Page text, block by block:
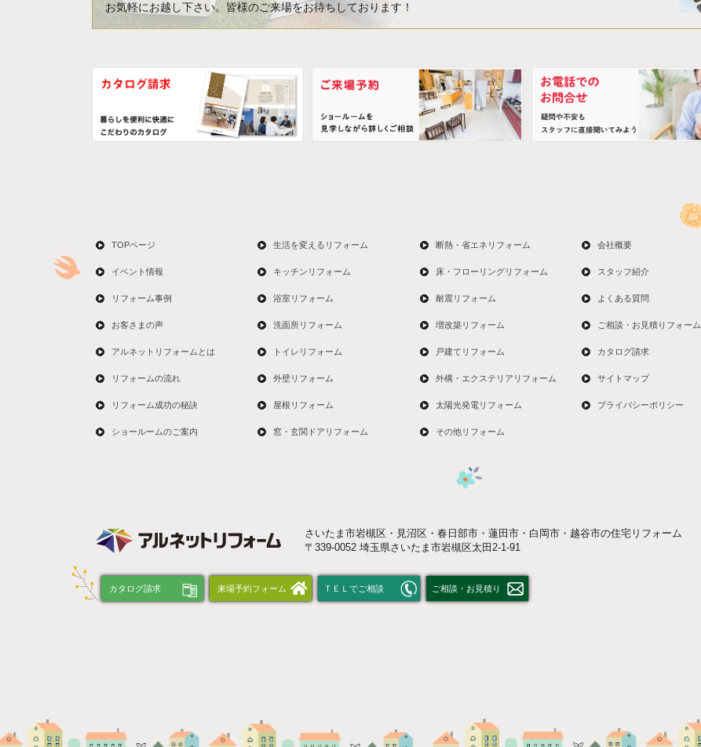
お気軽にお越し下さい。皆様のご来場をお待ちしております！
TOPページ
イベント情報
リフォーム事例
お客さまの声
アルネットリフォームとは
リフォームの流れ
リフォーム成功の秘訣
ショールームのご案内
生活を変えるリフォーム
キッチンリフォーム
浴室リフォーム
洗面所リフォーム
トイレリフォーム
外壁リフォーム
屋根リフォーム
窓・玄関ドアリフォーム
断熱・省エネリフォーム
床・フローリングリフォーム
耐震リフォーム
増改築リフォーム
戸建てリフォーム
外構・エクステリアリフォーム
太陽光発電リフォーム
その他リフォーム
会社概要
スタッフ紹介
よくある質問
ご相談・お見積りフォーム
カタログ請求
サイトマップ
プライバシーポリシー
さいたま市岩槻区・見沼区・春日部市・蓮田市・白岡市・越谷市の住宅リフォーム
〒339-0052 埼玉県さいたま市岩槻区太田2-1-91
カタログ請求 来場予約フォーム ＴＥＬでご相談 ご相談・お見積り